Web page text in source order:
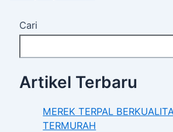
Cari
Artikel Terbaru
MEREK TERPAL
TERMURAH